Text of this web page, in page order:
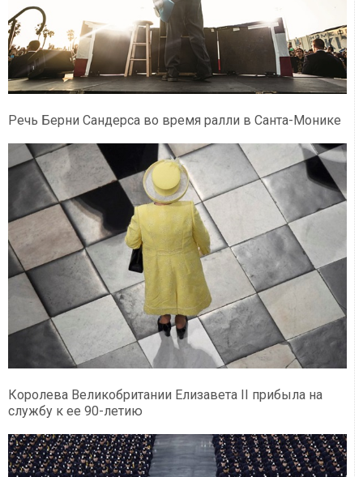
Речь Берни Сандерса во время ралли в Санта-Монике
Королева Великобритании Елизавета II прибыла на
службу к ее 90-летию